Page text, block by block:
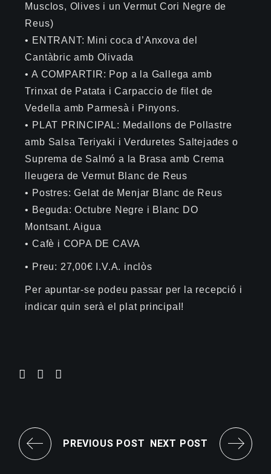
Musclos, Olives i un Vermut Cori Negre de
Reus)
• ENTRANT: Mini coca d’Anxova del
Cantàbric amb Olivada
• A COMPARTIR: Pop a la Gallega amb
Trinxat de Patata i Carpaccio de filet de
Vedella amb Parmesà i Pinyons.
• PLAT PRINCIPAL: Medallons de Pollastre
amb Salsa Teriyaki i Verduretes Saltejades o
Suprema de Salmó a la Brasa amb Crema
lleugera de Vermut Blanc de Reus
• Postres: Gelat de Menjar Blanc de Reus
• Beguda: Octubre Negre i Blanc DO
Montsant. Aigua
• Cafè i COPA DE CAVA
• Preu: 27,00€ I.V.A. inclòs
Per apuntar-se podeu passar per la recepció i
indicar quin serà el plat principal!
PREVIOUS POST NEXT POST